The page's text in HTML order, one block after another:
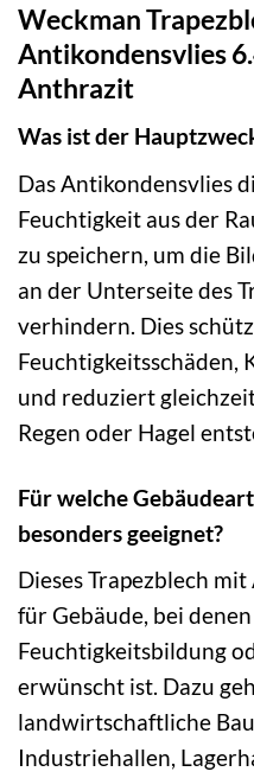
Weckman
Antikondensvlies
Anthrazit
Was ist der
Das Antikondensvlies
Feuchtigkeit aus der
zu speichern, um die
an der Unterseite des
verhindern. Dies
Feuchtigkeitsschäden,
und reduziert
Regen oder Hagel
Für welche
besonders geeignet?
Dieses Trapezblech
für Gebäude, bei
Feuchtigkeitsbildung
erwünscht ist. Dazu
landwirtschaftliche
Industriehallen,